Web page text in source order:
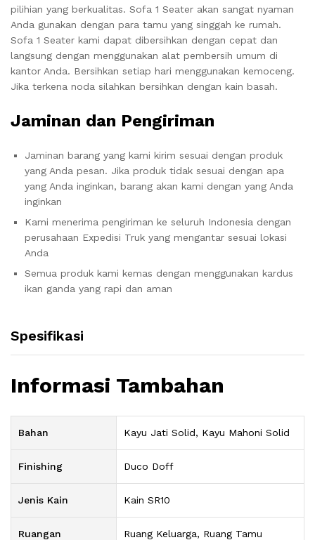
pilihian yang berkualitas. Sofa 1 Seater akan sangat nyaman
Anda gunakan dengan para tamu yang singgah ke rumah.
Sofa 1 Seater kami dapat dibersihkan dengan cepat dan
langsung dengan menggunakan alat pembersih umum di
kantor Anda. Bersihkan setiap hari menggunakan kemoceng.
Jika terkena noda silahkan bersihkan dengan kain basah.
Jaminan dan Pengiriman
Jaminan barang yang kami kirim sesuai dengan produk
yang Anda pesan. Jika produk tidak sesuai dengan apa
yang Anda inginkan, barang akan kami dengan yang Anda
inginkan
Kami menerima pengiriman ke seluruh Indonesia dengan
perusahaan Expedisi Truk yang mengantar sesuai lokasi
Anda
Semua produk kami kemas dengan menggunakan kardus
ikan ganda yang rapi dan aman
Spesifikasi
Informasi Tambahan
Bahan Kayu Jati Solid, Kayu Mahoni Solid
Finishing Duco Doff
Jenis Kain Kain SR10
Ruangan Ruang Keluarga, Ruang Tamu